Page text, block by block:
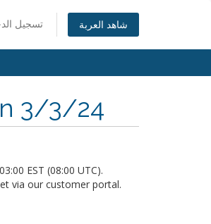
تسجيل شاهد العربة
3/3/24
EST (08:00 UTC).
via our customer portal.